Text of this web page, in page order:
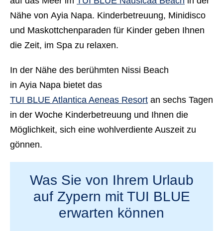
Nähe von Ayia Napa. Kinderbetreuung, Minidisco
und Maskottchenparaden für Kinder geben Ihnen
die Zeit, im Spa zu relaxen.
In der Nähe des berühmten Nissi Beach
in Ayia Napa bietet das
TUI BLUE Atlantica Aeneas Resort an sechs Tagen
in der Woche Kinderbetreuung und Ihnen die
Möglichkeit, sich eine wohlverdiente Auszeit zu
gönnen.
Was Sie von Ihrem Urlaub
auf Zypern mit TUI BLUE
erwarten können